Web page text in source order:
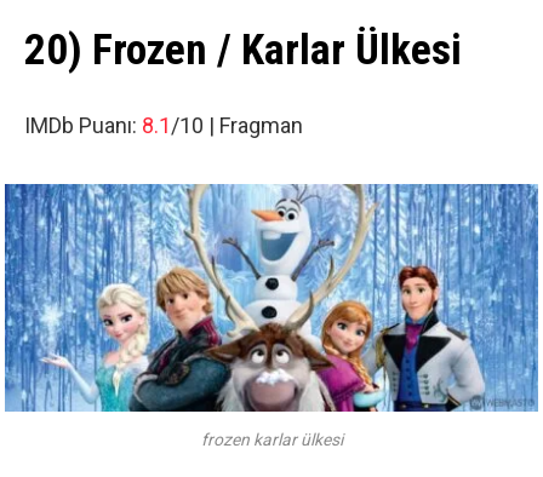
20) Frozen / Karlar Ülkesi
IMDb Puanı: 8.1/10 | Fragman
frozen karlar ülkesi